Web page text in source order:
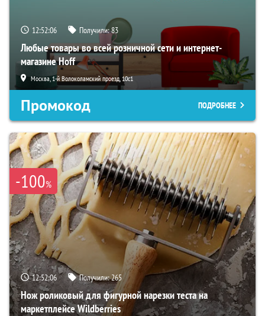
12:52:05 Получили:83
Любые товары во всей розничной сети и интернет-
магазине Hoff
Москва, 1-й Волоколамский проезд, 10с1
Промокод ПОДРОБНЕЕ
-100%
12:52:05 Получили:265
Нож роликовый для фигурной нарезки теста на
маркетплейсе Wildberries